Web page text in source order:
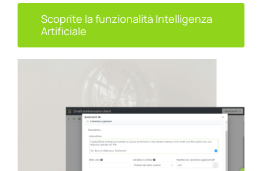
Scoprite la funzionalità Intelligenza
Artificiale